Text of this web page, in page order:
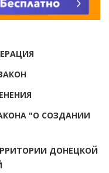
"О СОЗДАНИИ
ДОНЕЦКОЙ